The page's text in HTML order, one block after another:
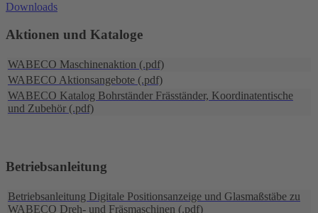
Downloads
Aktionen und Kataloge
WABECO Maschinenaktion (.pdf)
WABECO Aktionsangebote (.pdf)
WABECO Katalog Bohrständer Fräsständer, Koordinatentische
und Zubehör (.pdf)
Betriebsanleitung
Betriebsanleitung Digitale Positionsanzeige und Glasmaßstäbe zu
WABECO Dreh- und Fräsmaschinen (.pdf)